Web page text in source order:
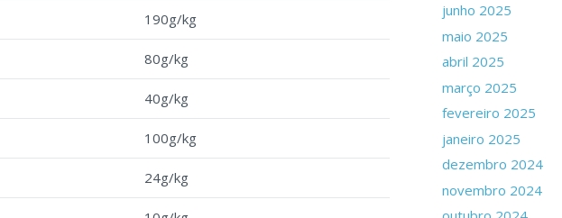
190g/kg
80g/kg
40g/kg
100g/kg
24g/kg
junho 2025
maio 2025
abril 2025
março 2025
fevereiro 2025
janeiro 2025
dezembro 2024
novembro 2024